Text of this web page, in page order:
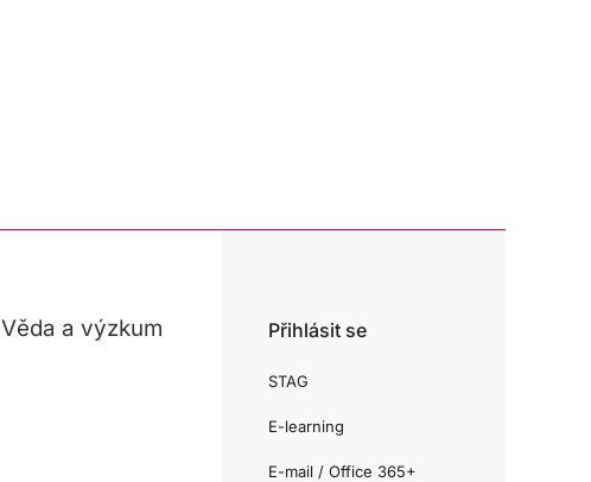
Věda a výzkum Přihlásit se
STAG
E-learning
E-mail / Office 365+